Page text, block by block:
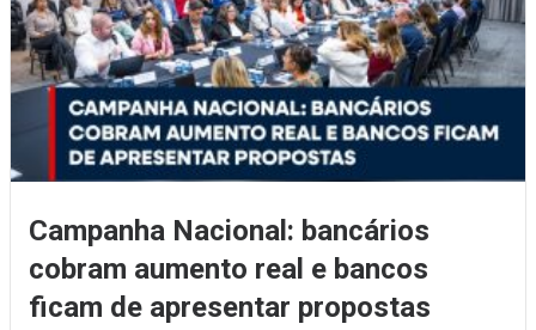
Campanha Nacional: bancários
cobram aumento real e bancos
ficam de apresentar propostas